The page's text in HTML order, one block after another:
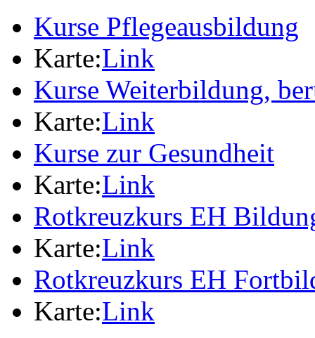
Kurse Pflegeausbildung
Karte:Link
Kurse Weiterbildung,
Karte:Link
Kurse zur Gesundheit
Karte:Link
Rotkreuzkurs EH
Karte:Link
Rotkreuzkurs EH
Karte:Link